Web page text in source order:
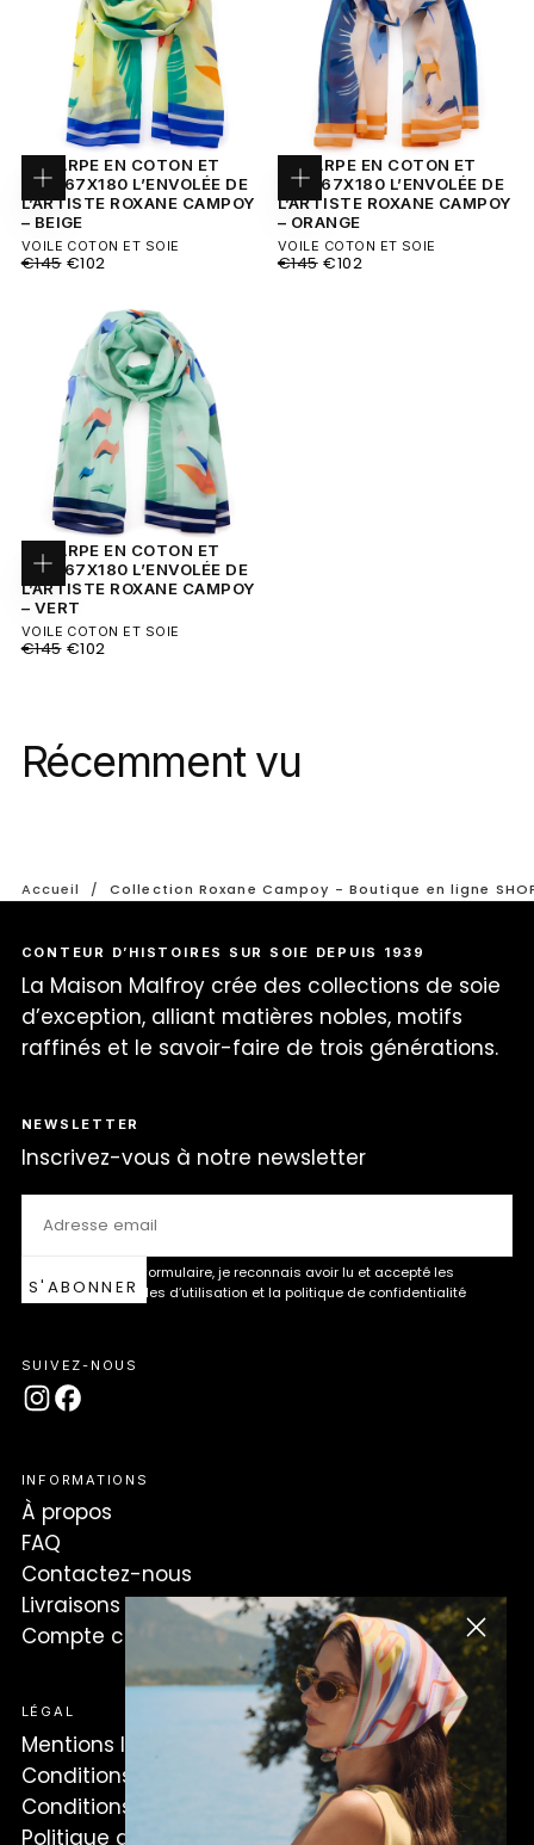
Ajouter
au
panier
ECHARPE EN COTON ET
SOIE 67X180 L’ENVOLÉE DE
L’ARTISTE ROXANE CAMPOY
– BEIGE
VOILE COTON ET SOIE
PRIX
€145 PRIX
€102
Ajouter
au
panier
ECHARPE EN COTON ET
SOIE 67X180 L’ENVOLÉE DE
L’ARTISTE ROXANE CAMPOY
– ORANGE
VOILE COTON ET SOIE
PRIX
€145 PRIX
€102
Ajouter
au
panier
ECHARPE EN COTON ET
SOIE 67X180 L’ENVOLÉE DE
L’ARTISTE ROXANE CAMPOY
– VERT
VOILE COTON ET SOIE
PRIX
€145 PRIX
€102
Récemment vu
Accueil / Collection Roxane Campoy - Boutique en ligne SHOP
CONTEUR D’HISTOIRES SUR SOIE DEPUIS 1939
La Maison Malfroy crée des collections de soie
d’exception, alliant matières nobles, motifs
raffinés et le savoir-faire de trois générations.
NEWSLETTER
Inscrivez-vous à notre newsletter
EMAIL
S'ABONNER
En soumettant ce formulaire, je reconnais avoir lu et accepté les
conditions générales d’utilisation et la politique de confidentialité
SUIVEZ-NOUS
INFORMATIONS
À propos
FAQ
Contactez-nous
Livraisons & retours
Compte client
LÉGAL
Mentions légales
Conditions générales d'utilisation
Conditions générales de vente
Politique des cookies